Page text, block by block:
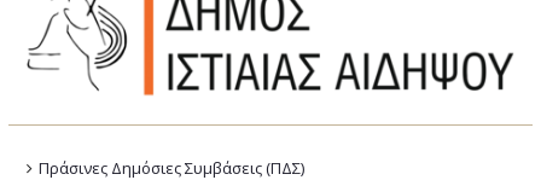
Πράσινες Δημόσιες Συμβάσεις (ΠΔΣ)